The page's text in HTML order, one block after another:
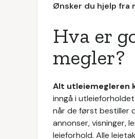
Ønsker du hjelp fra
Hva er
megler?
Alt utleiemegleren
inngå i
når de først bestiller
annonser, visninger,
leieforhold. Alle